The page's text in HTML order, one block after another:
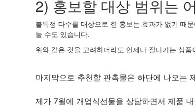
2) 홍보할 대상 범위는
불특정 다수를 대상으로 한 홍보는 효과가 없기 때
눌 수도 있습니다.
위와 같은 것을 고려하더라도 언제나 잘나가는 상
마지막으로 추천할 판촉물은 하단에 나오는
제가 7월에 개업식선물을 상담하면서 제품